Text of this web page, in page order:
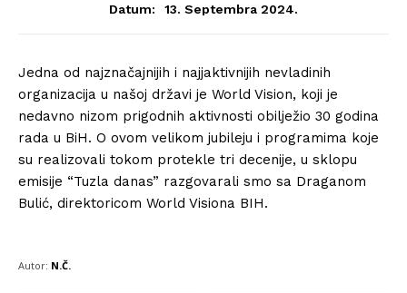
Datum: 13. Septembra 2024.
Jedna od najznačajnijih i najjaktivnijih nevladinih
organizacija u našoj državi je World Vision, koji je
nedavno nizom prigodnih aktivnosti obilježio 30 godina
rada u BiH. O ovom velikom jubileju i programima koje
su realizovali tokom protekle tri decenije, u sklopu
emisije “Tuzla danas” razgovarali smo sa Draganom
Bulić, direktoricom World Visiona BIH.
Autor: N.Č.